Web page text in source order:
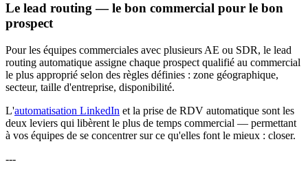
Le lead routing — le bon commercial pour le bon
prospect
Pour les équipes commerciales avec plusieurs AE ou SDR, le lead
routing automatique assigne chaque prospect qualifié au commercial
le plus approprié selon des règles définies : zone géographique,
secteur, taille d'entreprise, disponibilité.
L'automatisation LinkedIn et la prise de RDV automatique sont les
deux leviers qui libèrent le plus de temps commercial — permettant
à vos équipes de se concentrer sur ce qu'elles font le mieux : closer.
---